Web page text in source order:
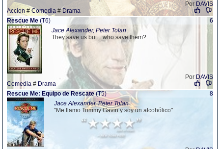
Por DAVIS
Accion #Comedia # Drama
Rescue Me (T6)
6
Jace Alexander, Peter Tolan
They save us but... who save them?.
Por DAVIS
Comedia # Drama
Rescue Me: Equipo de Rescate(T5)
8
Jace Alexander, Peter Tolan
"Me llamo Tommy Gavin y soy un alcohólico".